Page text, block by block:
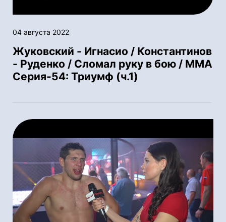
04 августа 2022
Жуковский - Игнасио / Константинов
- Руденко / Сломал руку в бою / ММА
Серия-54: Триумф (ч.1)